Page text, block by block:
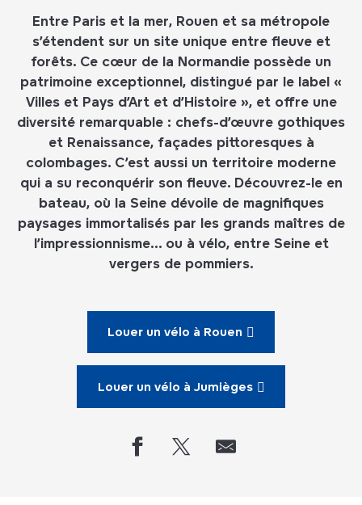
Entre Paris et la mer, Rouen et sa métropole
s’étendent sur un site unique entre fleuve et
forêts. Ce cœur de la Normandie possède un
patrimoine exceptionnel, distingué par le label «
Villes et Pays d’Art et d’Histoire », et offre une
diversité remarquable : chefs-d’œuvre gothiques
et Renaissance, façades pittoresques à
colombages. C’est aussi un territoire moderne
qui a su reconquérir son fleuve. Découvrez-le en
bateau, où la Seine dévoile de magnifiques
paysages immortalisés par les grands maîtres de
l’impressionnisme… ou à vélo, entre Seine et
vergers de pommiers.
Louer un vélo à Rouen
Louer un vélo à Jumièges